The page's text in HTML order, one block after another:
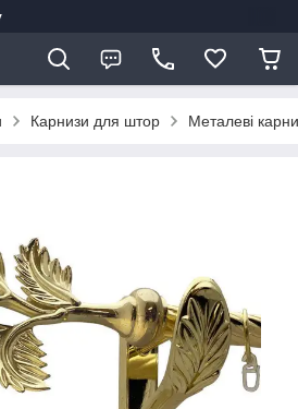
Карнизи для штор Металеві